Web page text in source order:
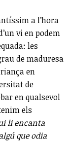
a l’hora
vi en podem
les
de maduresa
en
de
en qualsevol
els
li encanta
que odia